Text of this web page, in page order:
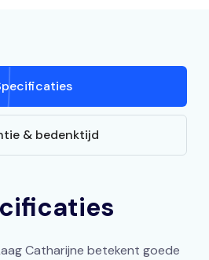
& bedenktijd
Catharijne betekent goede